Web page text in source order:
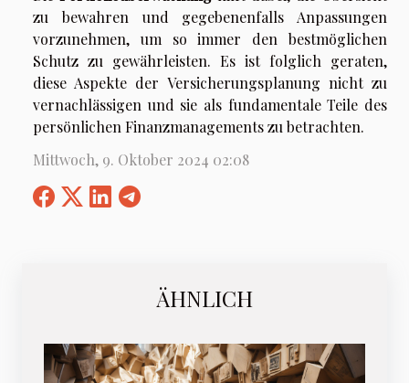
ÄHNLICH
zu bewahren und gegebenenfalls Anpassungen
vorzunehmen, um so immer den bestmöglichen
Schutz zu gewährleisten. Es ist folglich geraten,
diese Aspekte der Versicherungsplanung nicht zu
vernachlässigen und sie als fundamentale Teile des
persönlichen Finanzmanagements zu betrachten.
Mittwoch, 9. Oktober 2024 02:08